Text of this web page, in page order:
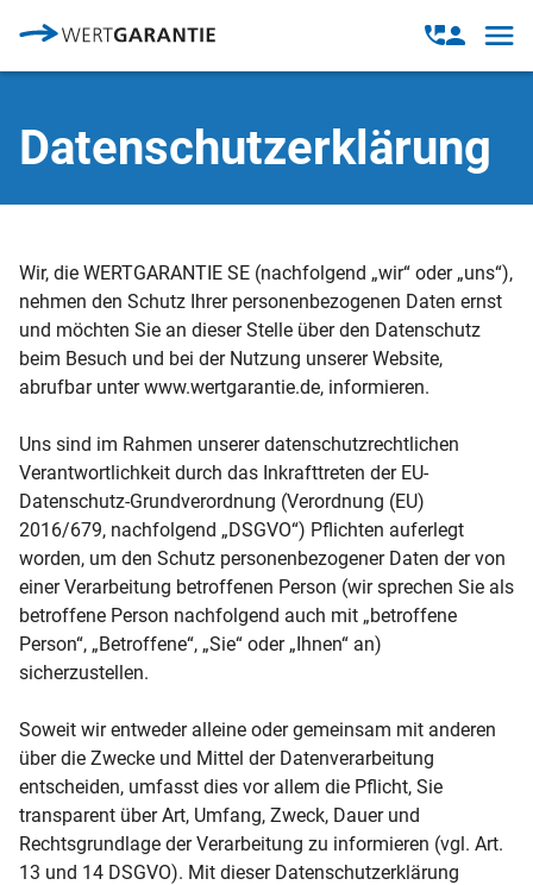
Open
modal
Open
Datenschutzerklärung
Wir, die WERTGARANTIE SE (nachfolgend „wir“ oder „uns“),
nehmen den Schutz Ihrer personenbezogenen Daten ernst
und möchten Sie an dieser Stelle über den Datenschutz
beim Besuch und bei der Nutzung unserer Website,
abrufbar unter www.wertgarantie.de, informieren.
Uns sind im Rahmen unserer datenschutzrechtlichen
Verantwortlichkeit durch das Inkrafttreten der EU-
Datenschutz-Grundverordnung (Verordnung (EU)
2016/679, nachfolgend „DSGVO“) Pflichten auferlegt
worden, um den Schutz personenbezogener Daten der von
einer Verarbeitung betroffenen Person (wir sprechen Sie als
betroffene Person nachfolgend auch mit „betroffene
Person“, „Betroffene“, „Sie“ oder „Ihnen“ an)
sicherzustellen.
Soweit wir entweder alleine oder gemeinsam mit anderen
über die Zwecke und Mittel der Datenverarbeitung
entscheiden, umfasst dies vor allem die Pflicht, Sie
transparent über Art, Umfang, Zweck, Dauer und
Rechtsgrundlage der Verarbeitung zu informieren (vgl. Art.
13 und 14 DSGVO). Mit dieser Datenschutzerklärung